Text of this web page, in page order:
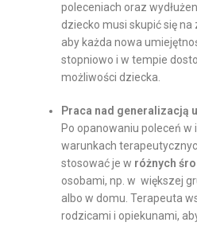
poleceniach oraz
dziecko musi skupić się na
aby każda nowa
stopniowo i w tempie
możliwości dziecka.
Praca nad generalizacją
Po opanowaniu poleceń w
warunkach
stosować je w różnych
osobami, np. w większej
albo w domu. Terapeuta
rodzicami i opiekunami,